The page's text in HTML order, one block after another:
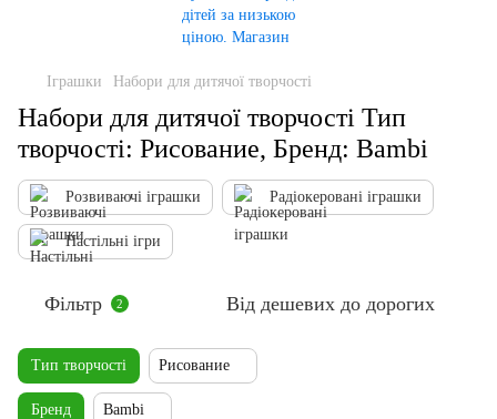
Іграшки Набори для дитячої творчості
Набори для дитячої творчості Тип
творчості: Рисование, Бренд: Bambi
Розвиваючі іграшки Радіокеровані іграшки
Настільні ігри
Фільтр 2 Від дешевих до дорогих
Тип творчості Рисование
Бренд Bambi